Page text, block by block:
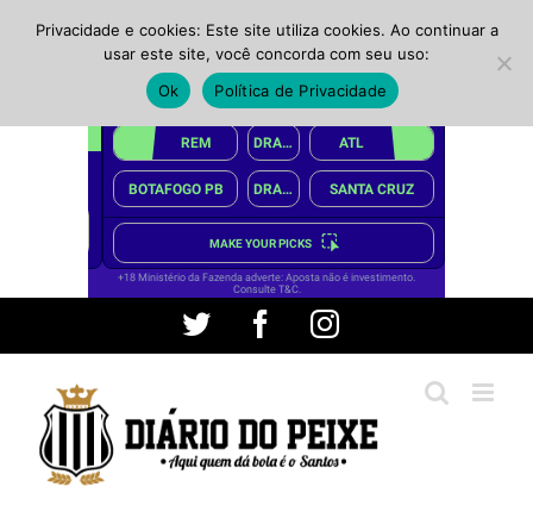
conteúdo
Twitter FacebookInstagram
Privacidade e cookies: Este site utiliza cookies. Ao continuar a
usar este site, você concorda com seu uso:
Ok
Política de Privacidade